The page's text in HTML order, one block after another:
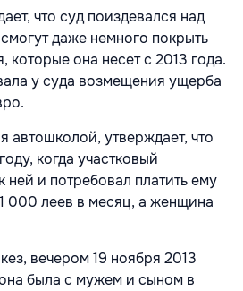
что суд поиздевался над
даже немного покрыть
которые она несет с 2013 года.
у суда возмещения ущерба
утверждает, что
когда участковый
ней и потребовал платить ему
000 леев в месяц, а женщина
вечером 19 ноября 2013
была с мужем и сыном в